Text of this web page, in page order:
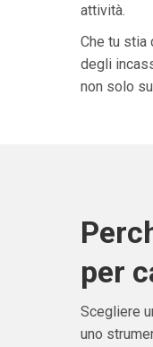
attività.
Che tu stia
degli
non solo
per
Scegliere
uno